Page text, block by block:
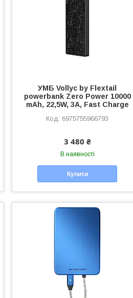
УМБ Vollyc by Flextail
powerbank Zero Power 10000
mAh, 22,5W, 3A, Fast Charge
6975755966793
3 480 ₴
В наявності
Купити